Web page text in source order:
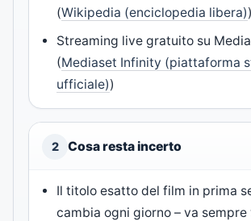
(Wikipedia (enciclopedia libera))
Streaming live gratuito su
(Mediaset Infinity (piattaforma
ufficiale))
2 Cosa resta incerto
Il titolo esatto del film in prima
cambia ogni giorno – va